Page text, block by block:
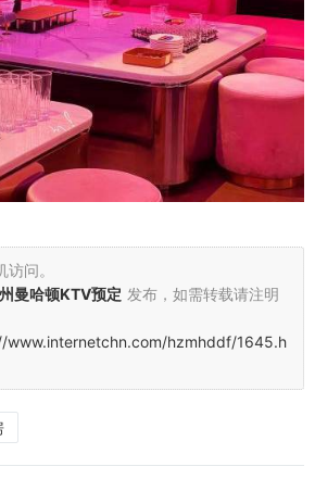
问。
曼哈顿KTV预定 发布，如需转载请注明
www.internetchn.com/hzmhddf/1645.h